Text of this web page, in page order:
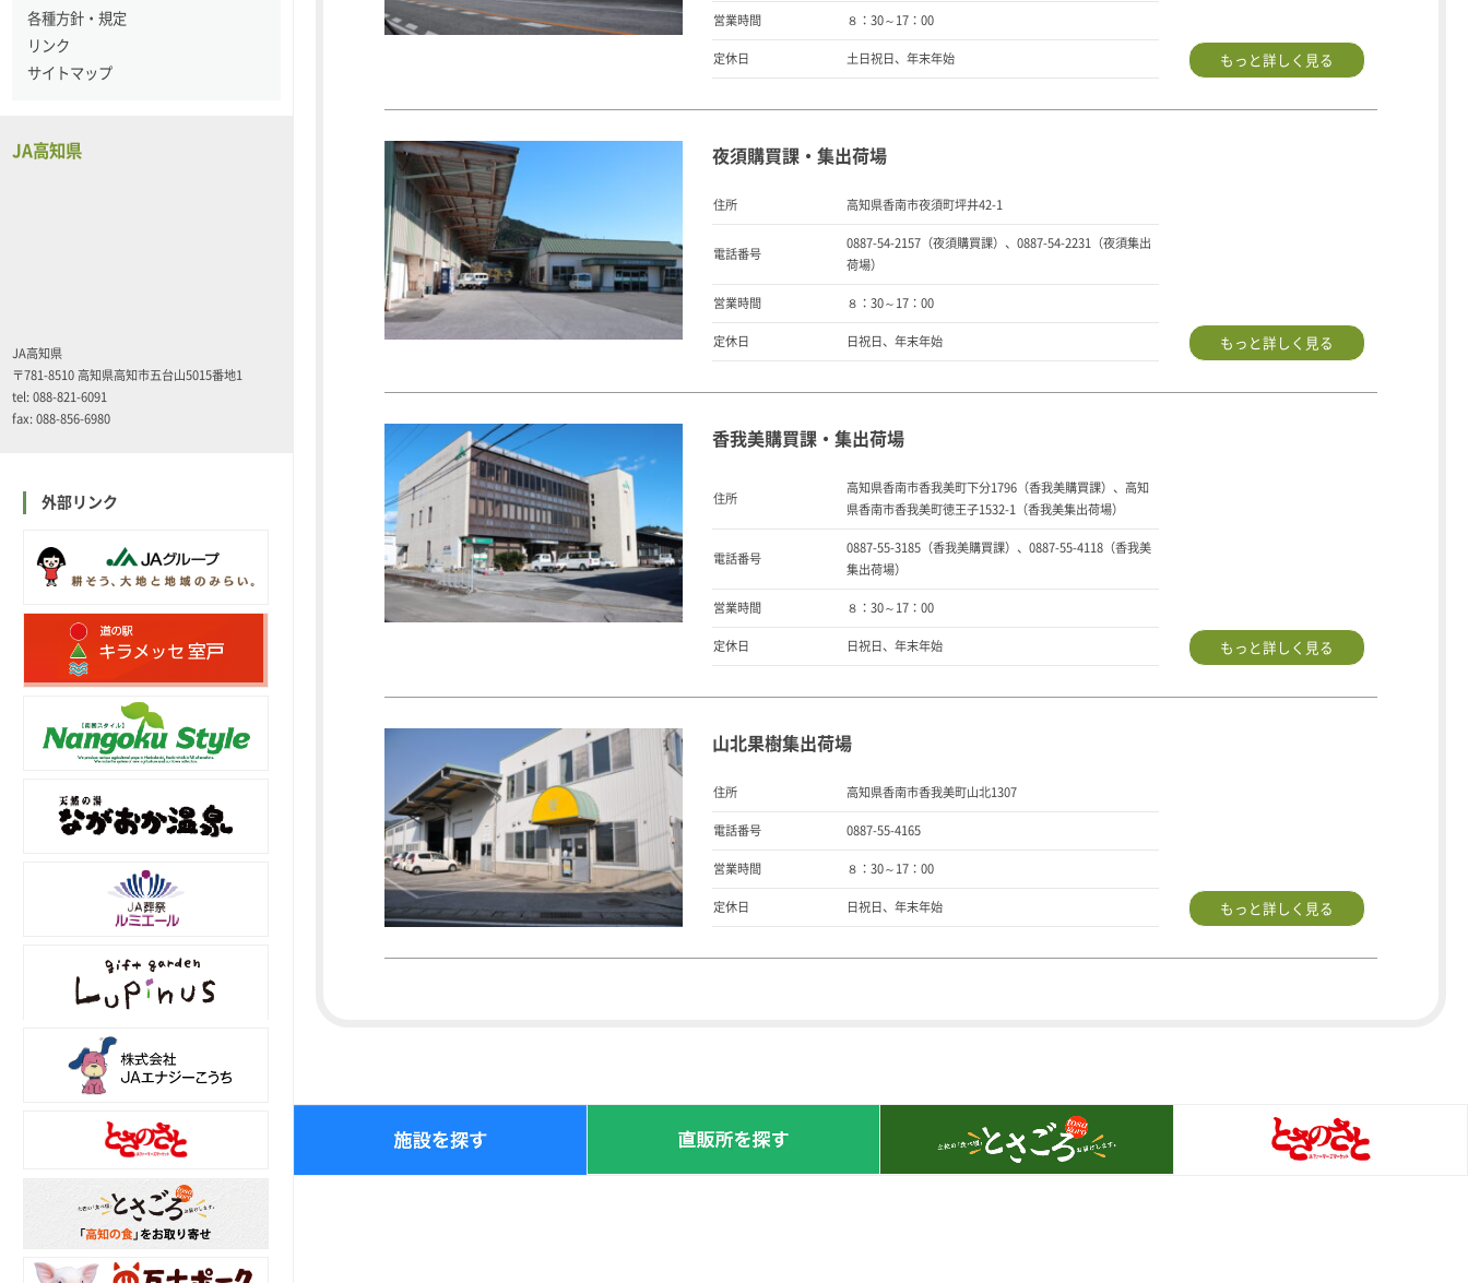
営業時間 ８：30～17：00
定休日 土日祝日、年末年始 もっと詳しく見る
夜須購買課・集出荷場
住所 高知県香南市夜須町坪井42-1
電話番号
0887-54-2157（夜須購買課）、0887-54-2231（夜須集出
荷場）
営業時間 ８：30～17：00
定休日 日祝日、年末年始 もっと詳しく見る
香我美購買課・集出荷場
住所
高知県香南市香我美町下分1796（香我美購買課）、高知
県香南市香我美町徳王子1532-1（香我美集出荷場）
電話番号
0887-55-3185（香我美購買課）、0887-55-4118（香我美
集出荷場）
営業時間 ８：30～17：00
定休日 日祝日、年末年始 もっと詳しく見る
山北果樹集出荷場
住所 高知県香南市香我美町山北1307
電話番号 0887-55-4165
営業時間 ８：30～17：00
定休日 日祝日、年末年始 もっと詳しく見る
各種方針・規定
リンク
サイトマップ
JA高知県
JA高知県
〒781-8510 高知県高知市五台山5015番地1
tel: 088-821-6091
fax: 088-856-6980
外部リンク